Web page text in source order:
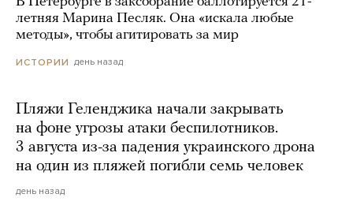
летняя Марина Песляк. Она «искала любые
методы», чтобы агитировать за мир
ИСТОРИИ день назад
Пляжи Геленджика начали закрывать
на фоне угрозы атаки беспилотников.
3 августа из-за падения украинского дрона
на один из пляжей погибли семь человек
день назад